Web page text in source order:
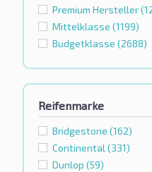
Premium Hersteller
Mittelklasse (1199)
Budgetklassе (2688)
Reifenmarke
Bridgestone (162)
Continental (331)
Dunlop (59)